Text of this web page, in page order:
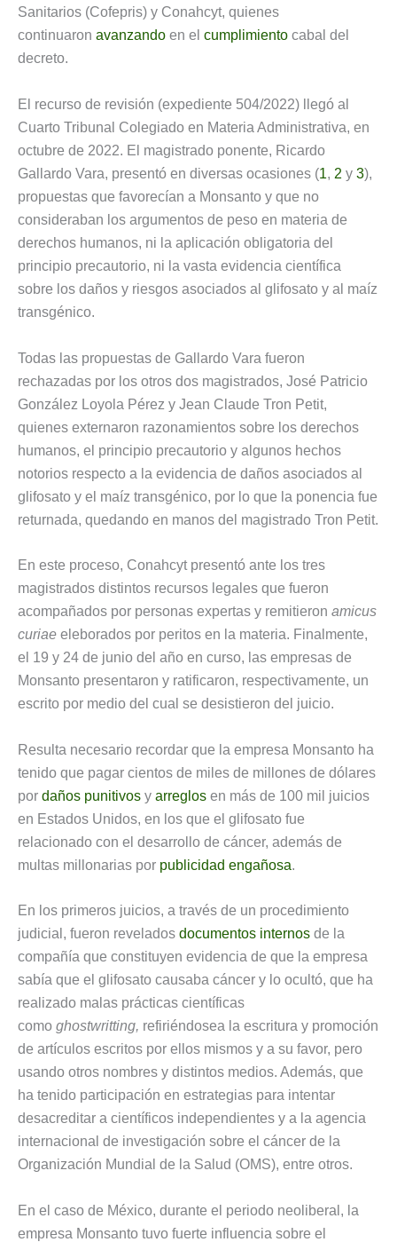
Sanitarios (Cofepris) y Conahcyt, quienes
continuaron avanzando en el cumplimiento cabal del
decreto.
El recurso de revisión (expediente 504/2022) llegó al
Cuarto Tribunal Colegiado en Materia Administrativa, en
octubre de 2022. El magistrado ponente, Ricardo
Gallardo Vara, presentó en diversas ocasiones (1, 2 y 3),
propuestas que favorecían a Monsanto y que no
consideraban los argumentos de peso en materia de
derechos humanos, ni la aplicación obligatoria del
principio precautorio, ni la vasta evidencia científica
sobre los daños y riesgos asociados al glifosato y al maíz
transgénico.
Todas las propuestas de Gallardo Vara fueron
rechazadas por los otros dos magistrados, José Patricio
González Loyola Pérez y Jean Claude Tron Petit,
quienes externaron razonamientos sobre los derechos
humanos, el principio precautorio y algunos hechos
notorios respecto a la evidencia de daños asociados al
glifosato y el maíz transgénico, por lo que la ponencia fue
returnada, quedando en manos del magistrado Tron Petit.
En este proceso, Conahcyt presentó ante los tres
magistrados distintos recursos legales que fueron
acompañados por personas expertas y remitieron amicus
curiae eleborados por peritos en la materia. Finalmente,
el 19 y 24 de junio del año en curso, las empresas de
Monsanto presentaron y ratificaron, respectivamente, un
escrito por medio del cual se desistieron del juicio.
Resulta necesario recordar que la empresa Monsanto ha
tenido que pagar cientos de miles de millones de dólares
por daños punitivos y arreglos en más de 100 mil juicios
en Estados Unidos, en los que el glifosato fue
relacionado con el desarrollo de cáncer, además de
multas millonarias por publicidad engañosa.
En los primeros juicios, a través de un procedimiento
judicial, fueron revelados documentos internos de la
compañía que constituyen evidencia de que la empresa
sabía que el glifosato causaba cáncer y lo ocultó, que ha
realizado malas prácticas científicas
como ghostwritting, refiriéndosea la escritura y promoción
de artículos escritos por ellos mismos y a su favor, pero
usando otros nombres y distintos medios. Además, que
ha tenido participación en estrategias para intentar
desacreditar a científicos independientes y a la agencia
internacional de investigación sobre el cáncer de la
Organización Mundial de la Salud (OMS), entre otros.
En el caso de México, durante el periodo neoliberal, la
empresa Monsanto tuvo fuerte influencia sobre el